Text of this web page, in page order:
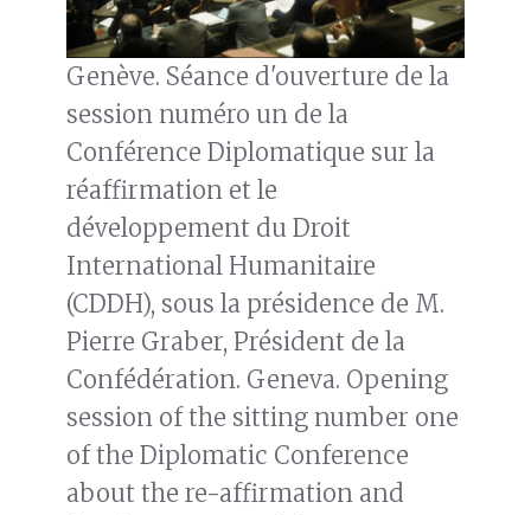
Genève. Séance d'ouverture de la
session numéro un de la
Conférence Diplomatique sur la
réaffirmation et le
développement du Droit
International Humanitaire
(CDDH), sous la présidence de M.
Pierre Graber, Président de la
Confédération. Geneva. Opening
session of the sitting number one
of the Diplomatic Conference
about the re-affirmation and